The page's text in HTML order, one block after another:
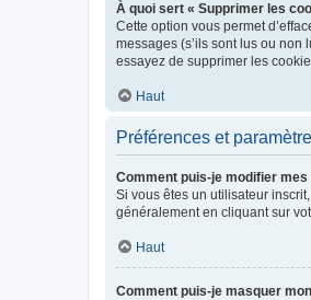
À quoi sert « Supprimer les
Cette option vous permet
messages (s’ils sont lus ou
essayez de supprimer les
Haut
Préférences et
Comment puis-je modifier
Si vous êtes un utilisateur
généralement en cliquant sur
Haut
Comment puis-je masquer